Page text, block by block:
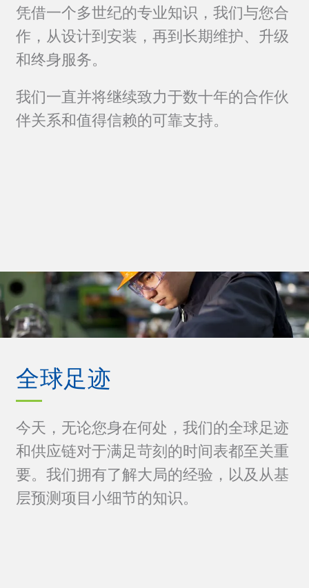
凭借一个多世纪的专业知识，我们与您合
作，从设计到安装，再到长期维护、升级
和终身服务。
我们一直并将继续致力于数十年的合作伙
伴关系和值得信赖的可靠支持。
全球足迹
今天，无论您身在何处，我们的全球足迹
和供应链对于满足苛刻的时间表都至关重
要。我们拥有了解大局的经验，以及从基
层预测项目小细节的知识。